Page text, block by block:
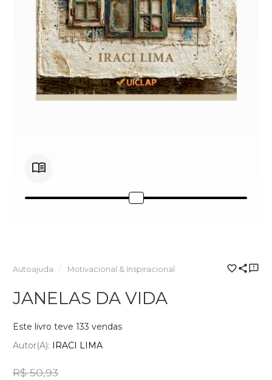
Autoajuda Motivacional & Inspiracional
JANELAS DA VIDA
Este livro teve 133 vendas
Autor(a): IRACI LIMA
R$ 50,93